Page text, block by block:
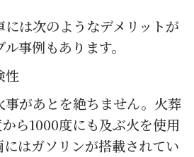
には次のようなデメリットが
事例もあります。
性
があとを絶ちません。火葬
ら1000度にも及ぶ火を使用
はガソリンが搭載されてい